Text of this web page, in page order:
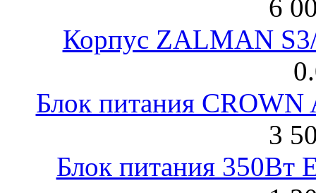
6
Корпус ZALMAN
Блок питания
3
Блок питания 350Вт